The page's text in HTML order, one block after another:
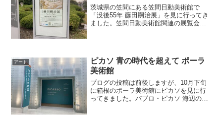
茨城県の笠間にある笠間日動美術館で
「没後55年 藤田嗣治展」を見に行ってき
ました。笠間日動美術館関連の展覧会は
アート
ピカソ 青の時代を超えて ポーラ
美術館
ブログの投稿は前後しますが、10月下旬
に箱根のポーラ美術館にピカソを見に行
ってきました。パブロ・ピカソ 海辺の母